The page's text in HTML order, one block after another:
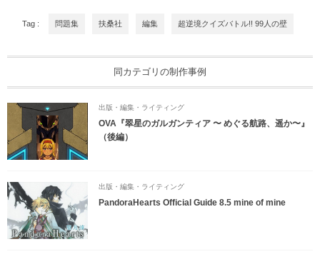
Tag : 問題集 扶桑社 編集 超逆境クイズバトル!! 99人の壁
同カテゴリの制作事例
出版・編集・ライティング
OVA『翠星のガルガンティア 〜 めぐる航路、遥か〜』
（後編）
出版・編集・ライティング
PandoraHearts Official Guide 8.5 mine of mine